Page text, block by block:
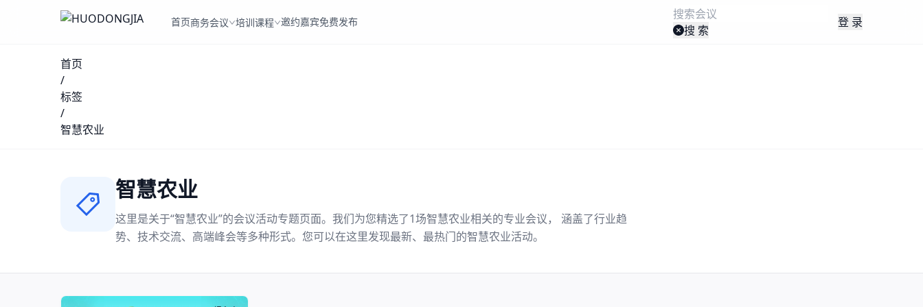
首页商务会议 培训课程 邀约嘉宾免费发布
搜 索
登 录
首页
/
标签
/
智慧农业
智慧农业
这里是关于“智慧农业”的会议活动专题页面。我们为您精选了1场智慧农业相关的专业会议， 涵盖了行业趋
势、技术交流、高端峰会等多种形式。您可以在这里发现最新、最热门的智慧农业活动。